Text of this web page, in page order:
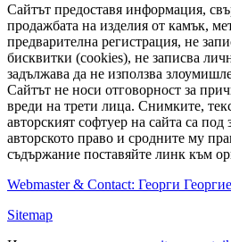
Сайтът предоставя информация,
продажбата на изделия от камък,
предварителна регистрация, не
бисквитки (cookies), не записва
задължава да не използва
Сайтът не носи отговорност за
вреди на трети лица. Снимките,
авторският софтуер на сайта са под
авторското право и сродните му
съдържание поставяйте линк към
Webmaster & Contact: Георги
Sitemap